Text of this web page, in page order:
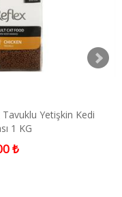
Tavuklu Yetişkin Kedi
1 KG
₺